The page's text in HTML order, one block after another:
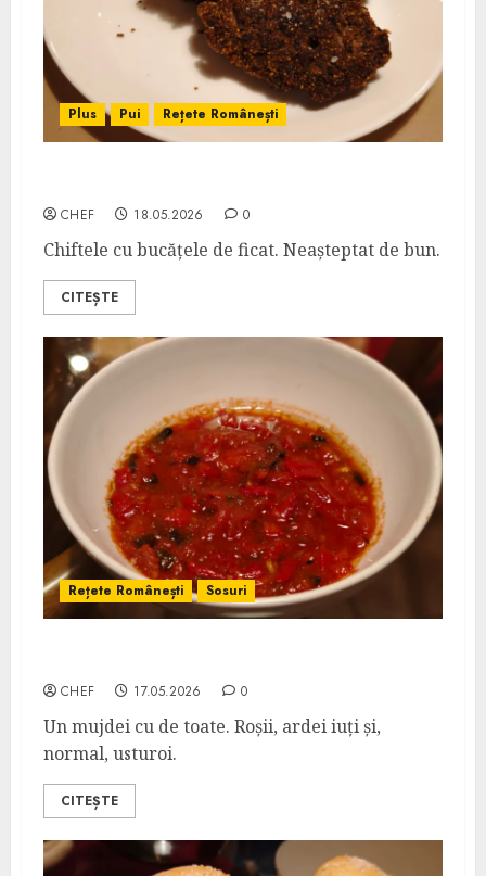
Plus Pui Rețete Românești
CHEF 18.05.2026 0
Chiftele cu bucățele de ficat. Neașteptat de bun.
CITEȘTE
Rețete Românești Sosuri
CHEF 17.05.2026 0
Un mujdei cu de toate. Roșii, ardei iuți și,
normal, usturoi.
CITEȘTE